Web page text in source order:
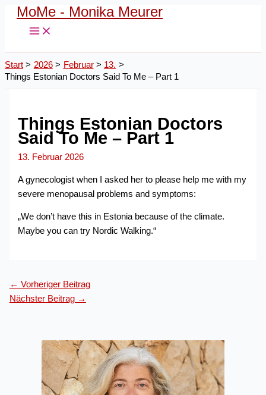
ZumMoMe - Monika Meurer
Start 2026 Februar
13.
Things Estonian Doctors Said To Me – Part 1
Things Estonian Doctors
Said To Me – Part 1
13. Februar 2026
A gynecologist when I asked her to please help me with my
severe menopausal problems and symptoms:
„We don’t have this in Estonia because of the climate.
Maybe you can try Nordic Walking.“
← Vorheriger Beitrag
Nächster Beitrag →